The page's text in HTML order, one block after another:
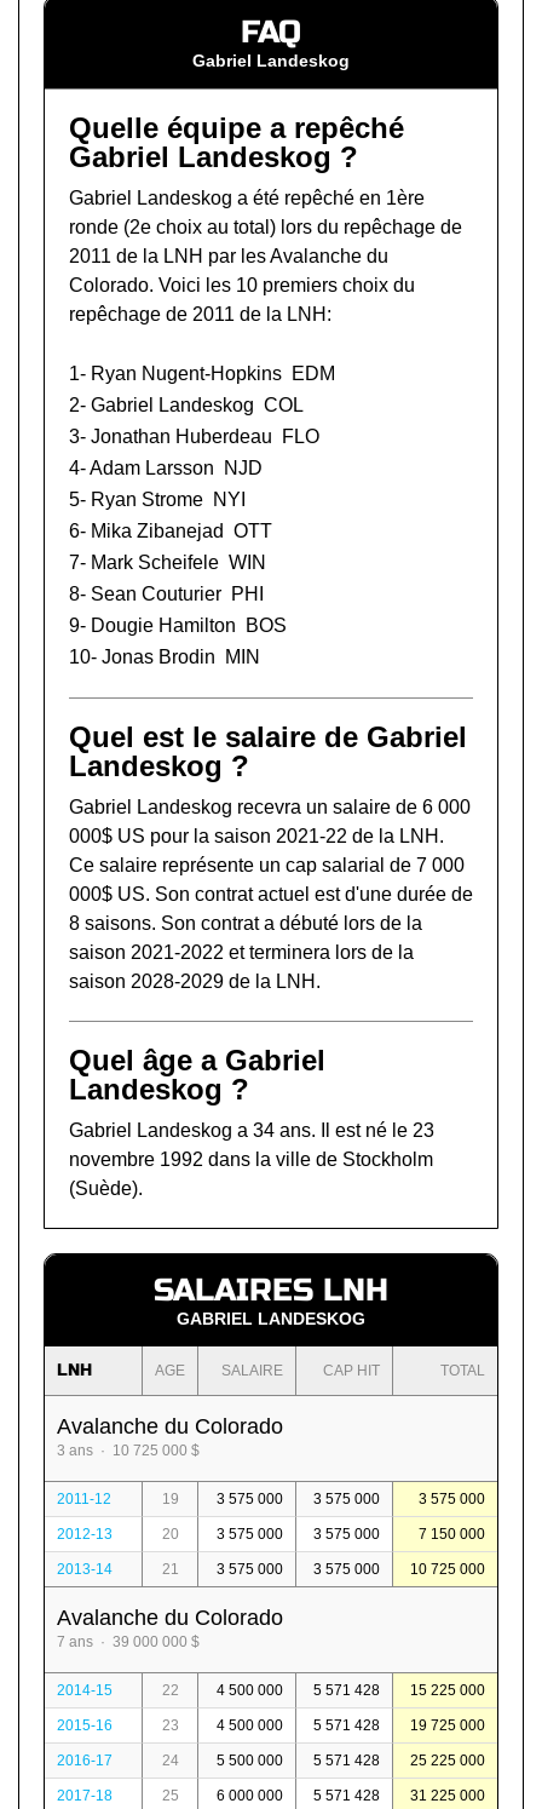
FAQ
Gabriel Landeskog
Quelle équipe a repêché
Gabriel Landeskog ?
Gabriel Landeskog a été repêché en 1ère
ronde (2e choix au total) lors du repêchage de
2011 de la LNH par les Avalanche du
Colorado. Voici les 10 premiers choix du
repêchage de 2011 de la LNH:
1- Ryan Nugent-Hopkins EDM
2- Gabriel Landeskog COL
3- Jonathan Huberdeau
FLO
4-Adam Larsson
NJD
5- Ryan Strome NYI
6- Mika Zibanejad OTT
7- Mark Scheifele WIN
8- Sean Couturier PHI
9- Dougie Hamilton
BOS
10- Jonas Brodin MIN
Quel est le salaire de Gabriel
Landeskog ?
Gabriel Landeskog recevra un salaire de 6 000
000$ US pour la saison 2021-22 de la LNH.
Ce salaire représente un cap salarial de 7 000
000$ US. Son contrat actuel est d'une durée de
8 saisons. Son contrat a débuté lors de la
saison 2021-2022 et terminera lors de la
saison 2028-2029 de la LNH.
Quel âge a Gabriel
Landeskog ?
Gabriel Landeskog a 34 ans. Il est né le 23
novembre 1992 dans la ville de Stockholm
(Suède).
SALAIRES LNH
GABRIEL LANDESKOG
LNH AGE SALAIRE CAP HIT TOTAL
Avalanche du Colorado
3 ans · 10 725 000 $
2011-12 19 3 575 000 3 575 000 3 575 000
2012-13 20 3 575 000 3 575 000 7 150 000
2013-14 21 3 575 000 3 575 000 10 725 000
Avalanche du Colorado
7 ans · 39 000 000 $
2014-15 22 4 500 000 5 571 428 15 225 000
2015-16 23 4 500 000 5 571 428 19 725 000
2016-17 24 5 500 000 5 571 428 25 225 000
2017-18 25 6 000 000 5 571 428 31 225 000